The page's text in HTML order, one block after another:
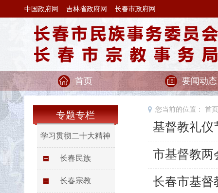
中国政府网 吉林省政府网 长春市政府网
首页 要闻动态
专题专栏
学习贯彻二十大精神
长春民族
长春宗教
您当前的位置： 首页
基督教礼仪
市基督教两
长春市基督